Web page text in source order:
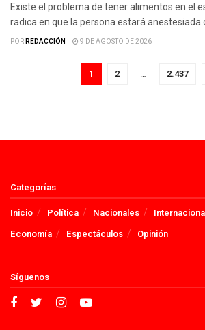
Existe el problema de tener alimentos en el
radica en que la persona estará anestesiada
PORREDACCIÓN 9 DE AGOSTO DE 2026
1 2 … 2.437
Categorías
Inicio
Política Nacionales
Economía
Espectáculos Opinión
Síguenos